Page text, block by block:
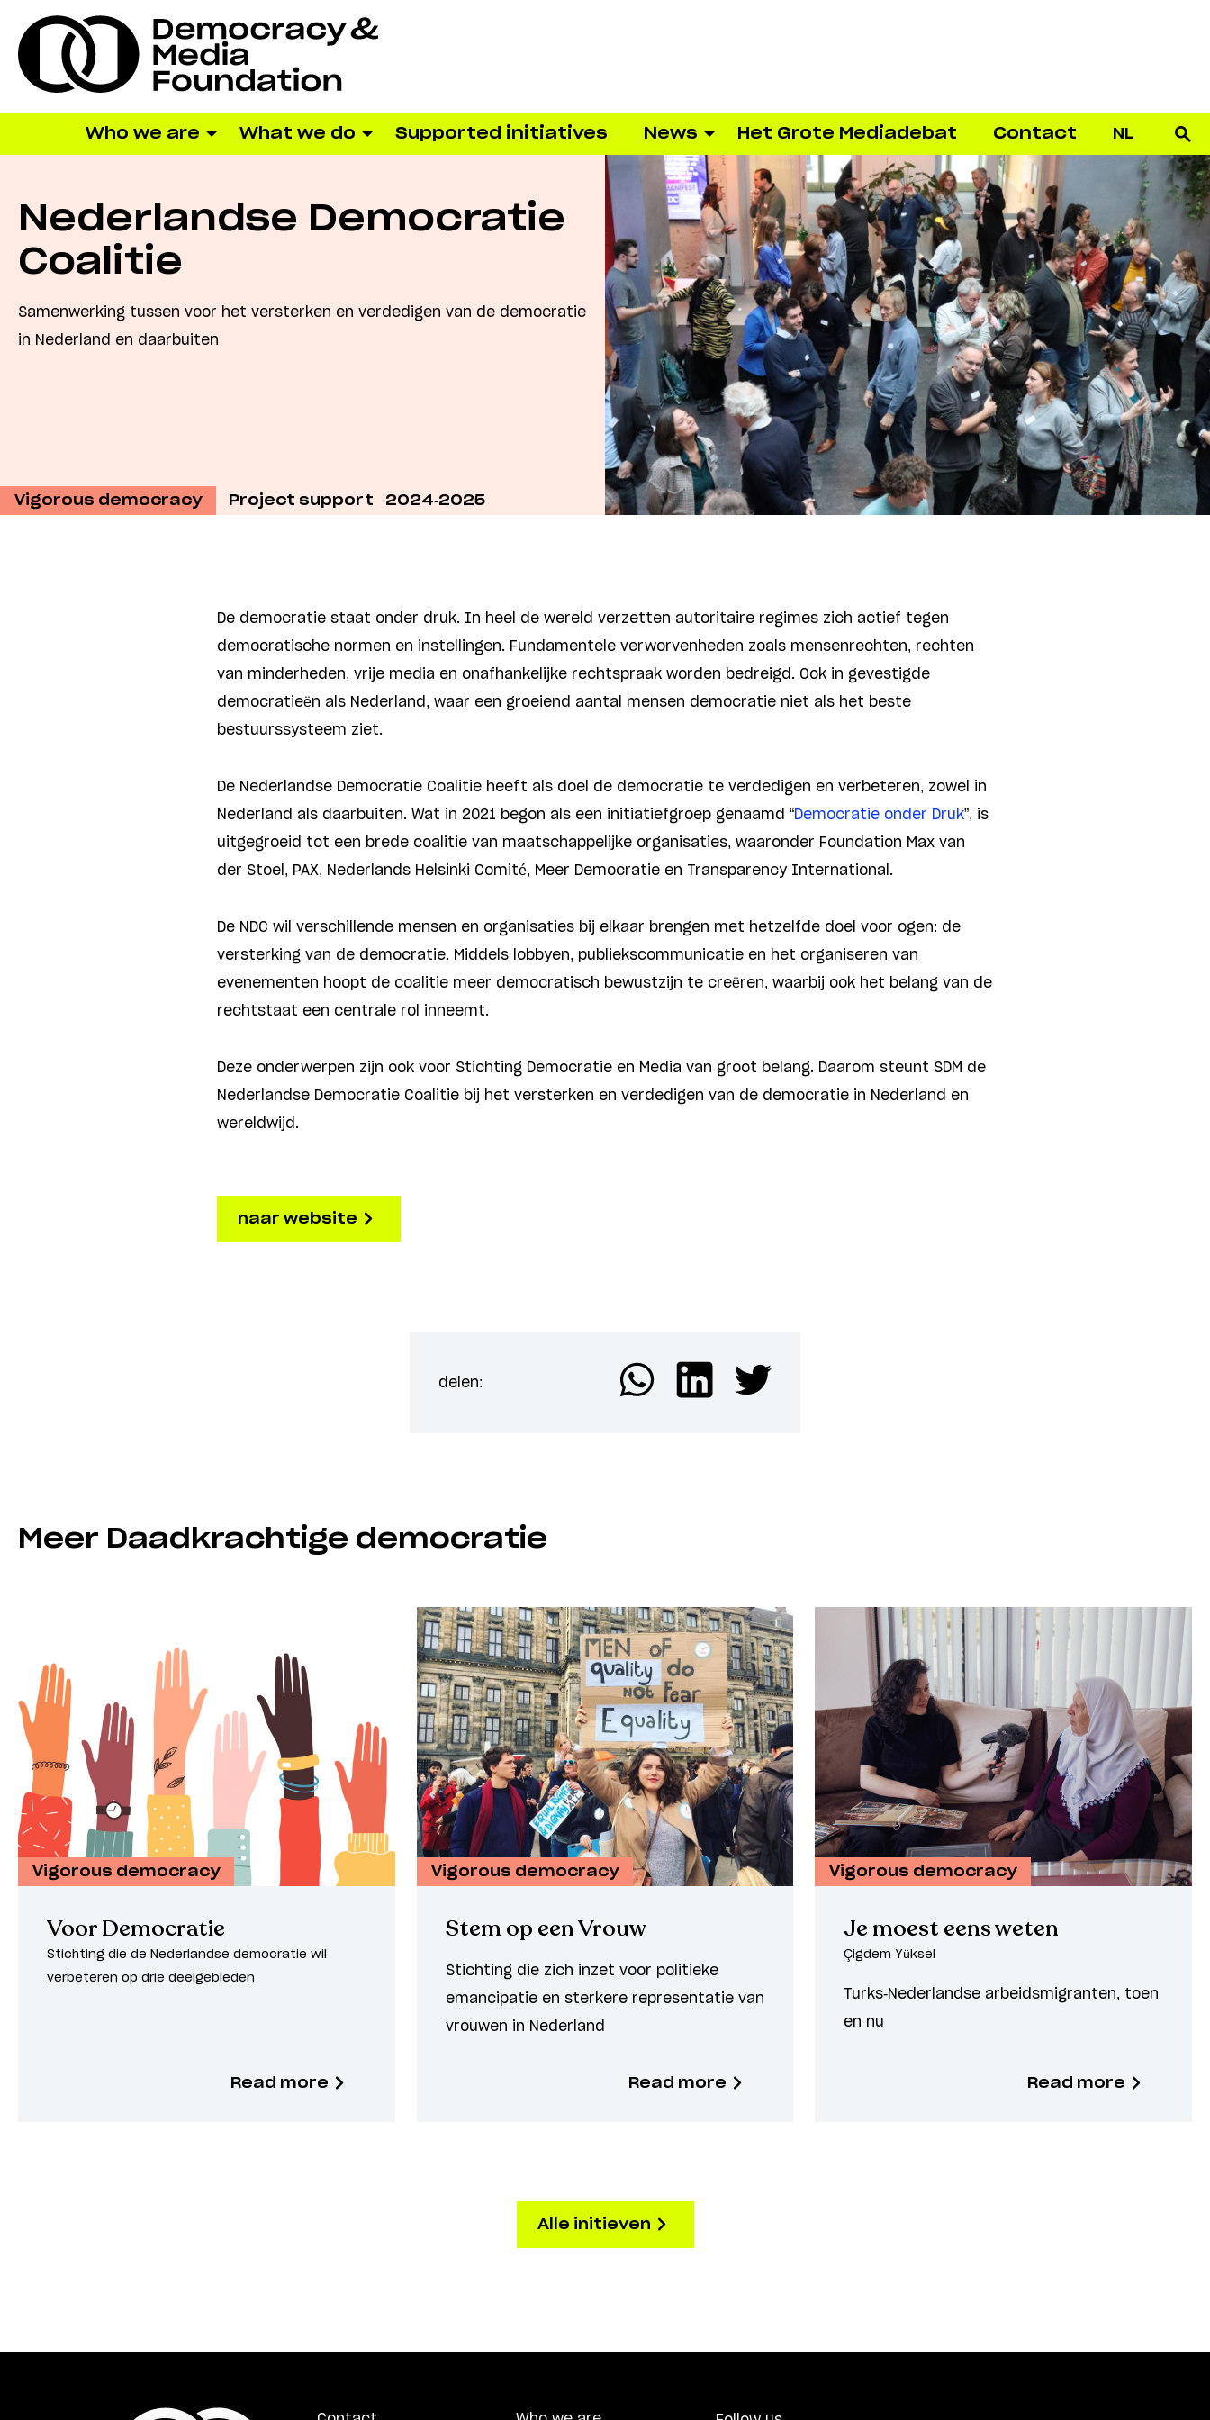
Who we are What we do Supported initiatives News Het Grote Mediadebat Contact NL
Nederlandse Democratie
Coalitie
Samenwerking tussen voor het versterken en verdedigen van de democratie
in Nederland en daarbuiten
Vigorous democracy Project support 2024-2025
De democratie staat onder druk. In heel de wereld verzetten autoritaire regimes zich actief tegen
democratische normen en instellingen. Fundamentele verworvenheden zoals mensenrechten, rechten
van minderheden, vrije media en onafhankelijke rechtspraak worden bedreigd. Ook in gevestigde
democratieën als Nederland, waar een groeiend aantal mensen democratie niet als het beste
bestuurssysteem ziet.
De Nederlandse Democratie Coalitie heeft als doel de democratie te verdedigen en verbeteren, zowel in
Nederland als daarbuiten. Wat in 2021 begon als een initiatiefgroep genaamd “Democratie onder Druk”, is
uitgegroeid tot een brede coalitie van maatschappelijke organisaties, waaronder Foundation Max van
der Stoel, PAX, Nederlands Helsinki Comité, Meer Democratie en Transparency International.
De NDC wil verschillende mensen en organisaties bij elkaar brengen met hetzelfde doel voor ogen: de
versterking van de democratie. Middels lobbyen, publiekscommunicatie en het organiseren van
evenementen hoopt de coalitie meer democratisch bewustzijn te creëren, waarbij ook het belang van de
rechtstaat een centrale rol inneemt.
Deze onderwerpen zijn ook voor Stichting Democratie en Media van groot belang. Daarom steunt SDM de
Nederlandse Democratie Coalitie bij het versterken en verdedigen van de democratie in Nederland en
wereldwijd.
naar website
delen:
Meer Daadkrachtige democratie
Vigorous democracy
Voor Democratie
Stichting die de Nederlandse democratie wil
verbeteren op drie deelgebieden
Read more
Vigorous democracy
Stem op een Vrouw
Stichting die zich inzet voor politieke
emancipatie en sterkere representatie van
vrouwen in Nederland
Read more
Vigorous democracy
Je moest eens weten
Çigdem Yüksel
Turks-Nederlandse arbeidsmigranten, toen
en nu
Read more
Alle initieven